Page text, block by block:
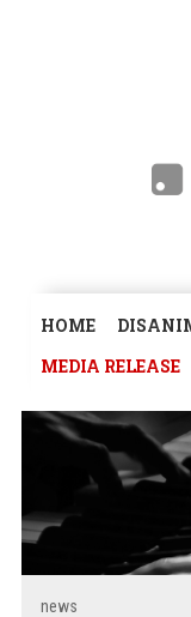
HOME
MEDIA RELEASE
news